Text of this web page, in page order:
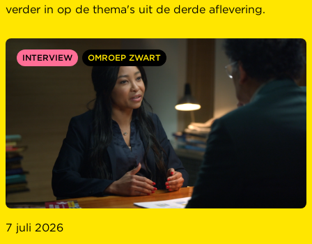
verder in op de thema's uit de derde aflevering.
INTERVIEW OMROEP ZWART
7 juli 2026